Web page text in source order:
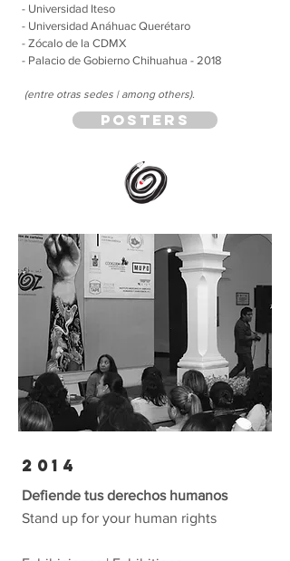
- Universidad Iteso
- Universidad Anáhuac Querétaro
- Zócalo de la CDMX
- Palacio de Gobierno Chihuahua - 2018
(entre otras sedes | among others).
posters
2014
Defiende tus derechos humanos
Stand up for your human rights